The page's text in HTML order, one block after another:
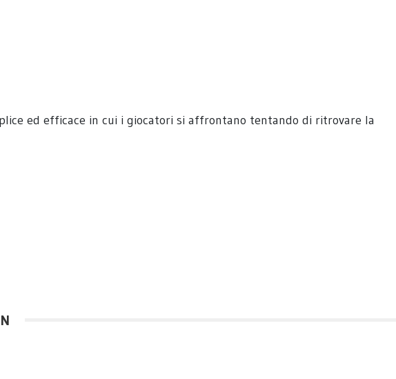
ed efficace in cui i giocatori si affrontano tentando di ritrovare la